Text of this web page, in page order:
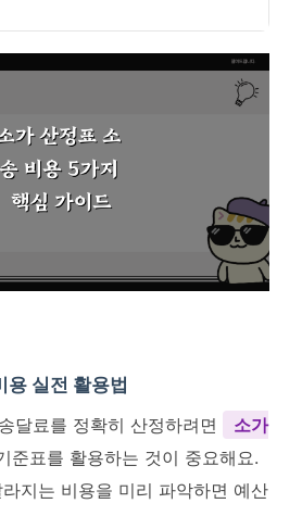
용 실전 활용법
달료를 정확히 산정하려면
소가
준표를 활용하는 것이 중요해요.
지는 비용을 미리 파악하면 예산